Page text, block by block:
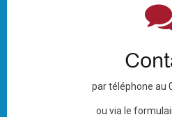
par téléphone au
ou via le